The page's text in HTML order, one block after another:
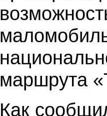
маршрута
Как